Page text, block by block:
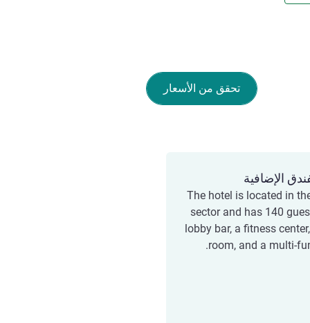
تحقق من الأسعار
الإضافية
The hotel is located in
sector and has 140
lobby bar, a fitness
room, and a multi-